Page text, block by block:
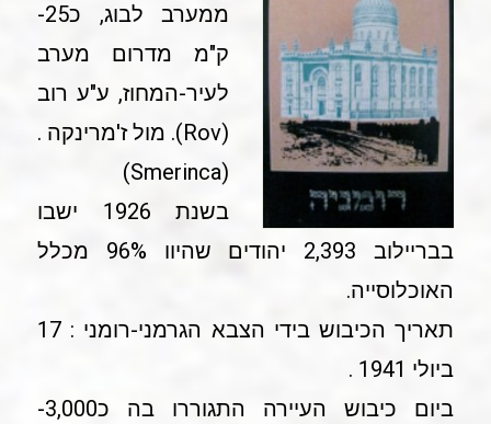
ממערב לבוג, כ25-
ק"מ מדרום מערב
לעיר-המחוז, ע"ע רוב
(Rov). מול ז'מרינקה .
(Smerinca)
בשנת 1926 ישבו
בבריילוב 2,393 יהודים שהיוו 96% מכלל
האוכלוסייה.
תאריך הכיבוש בידי הצבא הגרמני-רומני : 17
ביולי 1941 .
ביום כיבוש העיירה התגוררו בה כ3,000-